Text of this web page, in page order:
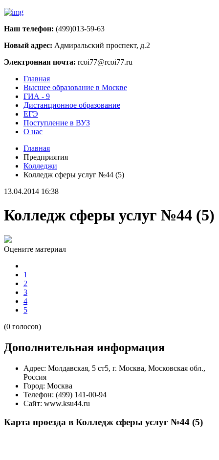
Наш телефон: (499)013-59-63
Новый адрес: Адмиральский проспект, д.2
Электронная почта: rcoi77@rcoi77.ru
Главная
Высшее образование в Москве
ГИА - 9
Дистанционное образование
ЕГЭ
Поступление в ВУЗ
О нас
Главная
Предприятия
Колледжи
Колледж сферы услуг №44 (5)
13.04.2014 16:38
Колледж сферы услуг №44 (5)
Оцените материал
1
2
3
4
5
(0 голосов)
Дополнительная информация
Адрес: Молдавская, 5 ст5, г. Москва, Московская обл.,
Россия
Город: Москва
Телефон: (499) 141-00-94
Сайт: www.ksu44.ru
Карта проезда в Колледж сферы услуг №44 (5)